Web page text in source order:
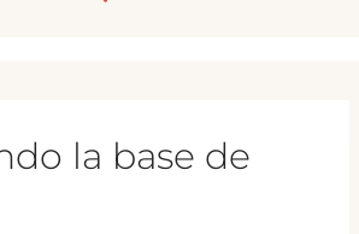
la base de